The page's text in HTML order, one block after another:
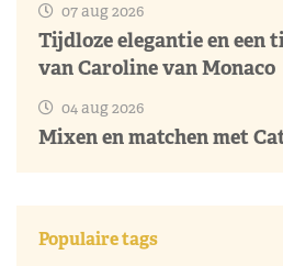
07 aug 2026
Tijdloze elegantie en een
van Caroline van Monaco
04 aug 2026
Mixen en matchen met
Populaire tags